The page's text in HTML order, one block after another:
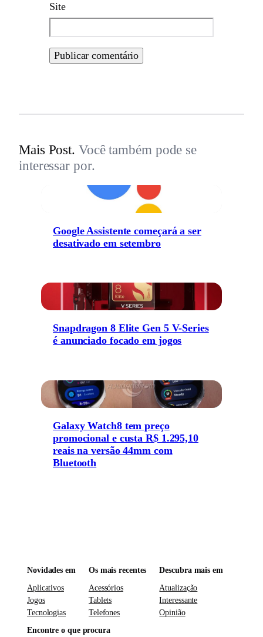
Site
Mais Post. Você também pode se
interessar por.
Google Assistente começará a ser
desativado em setembro
Snapdragon 8 Elite Gen 5 V-Series
é anunciado focado em jogos
Galaxy Watch8 tem preço
promocional e custa R$ 1.295,10
reais na versão 44mm com
Bluetooth
Novidades em
Aplicativos
Jogos
Tecnologias
Os mais recentes
Acessórios
Tablets
Telefones
Descubra mais em
Atualização
Interessante
Opinião
Encontre o que procura